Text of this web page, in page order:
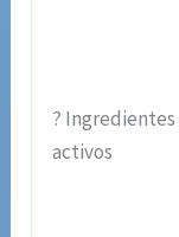
? Ingredientes
activos